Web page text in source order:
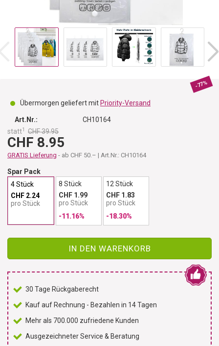
-77%
Übermorgen geliefert mit Priority-Versand
Art.Nr.:
CH10164
statt1 CHF 39.95
CHF 8.95
GRATIS Lieferung - ab CHF 50.– | Art.Nr.: CH10164
Spar Pack
4 Stück
CHF 2.24
pro Stück
8 Stück
CHF 1.99
pro Stück
-11.16%
12 Stück
CHF 1.83
pro Stück
-18.30%
IN DEN WARENKORB
30 Tage Rückgaberecht
Kauf auf Rechnung - Bezahlen in 14 Tagen
Mehr als 700.000 zufriedene Kunden
Ausgezeichneter Service & Beratung